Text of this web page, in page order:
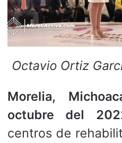
Octavio Ortiz
Morelia,
octubre del
centros de